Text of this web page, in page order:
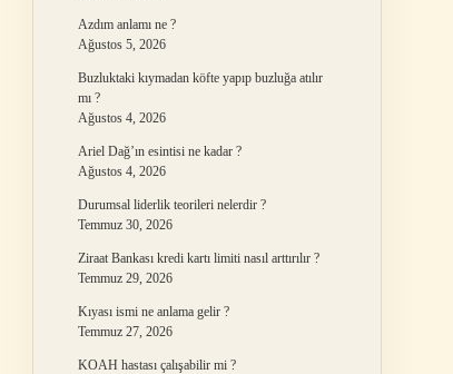
Azdım anlamı ne ?
Ağustos 5, 2026
Buzluktaki kıymadan köfte yapıp buzluğa atılır
mı ?
Ağustos 4, 2026
Ariel Dağ’ın esintisi ne kadar ?
Ağustos 4, 2026
Durumsal liderlik teorileri nelerdir ?
Temmuz 30, 2026
Ziraat Bankası kredi kartı limiti nasıl arttırılır ?
Temmuz 29, 2026
Kıyası ismi ne anlama gelir ?
Temmuz 27, 2026
KOAH hastası çalışabilir mi ?